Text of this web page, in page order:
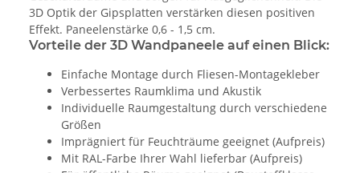
3D Optik der Gipsplatten verstärken diesen positiven
Effekt. Paneelenstärke 0,6 - 1,5 cm.
Vorteile der 3D Wandpaneele auf einen Blick:
Einfache Montage durch Fliesen-Montagekleber
Verbessertes Raumklima und Akustik
Individuelle Raumgestaltung durch verschiedene
Größen
Imprägniert für Feuchträume geeignet (Aufpreis)
Mit RAL-Farbe Ihrer Wahl lieferbar (Aufpreis)